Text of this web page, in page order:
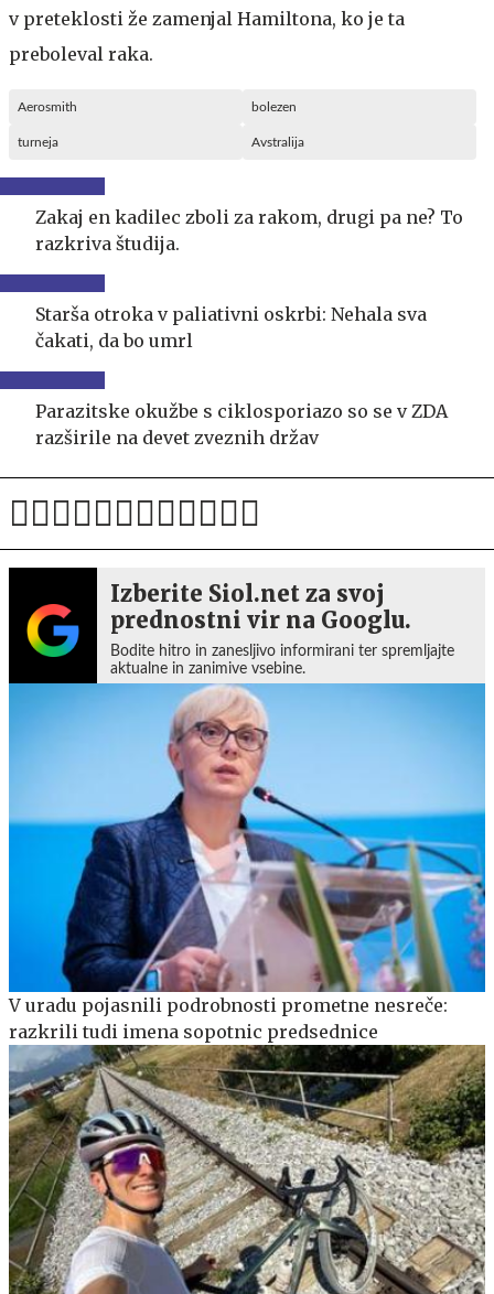
v preteklosti že zamenjal Hamiltona, ko je ta
preboleval raka.
Aerosmith bolezen
turneja Avstralija
Zakaj en kadilec zboli za rakom, drugi pa ne? To
razkriva študija.
Starša otroka v paliativni oskrbi: Nehala sva
čakati, da bo umrl
Parazitske okužbe s ciklosporiazo so se v ZDA
razširile na devet zveznih držav
Izberite Siol.net za svoj
prednostni vir na Googlu.
Bodite hitro in zanesljivo informirani ter spremljajte
aktualne in zanimive vsebine.
V uradu pojasnili podrobnosti prometne nesreče:
razkrili tudi imena sopotnic predsednice